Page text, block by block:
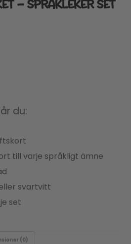
– SPRÅKLEKER SET
du:
till varje språkligt ämne
svartvitt
set
(0)